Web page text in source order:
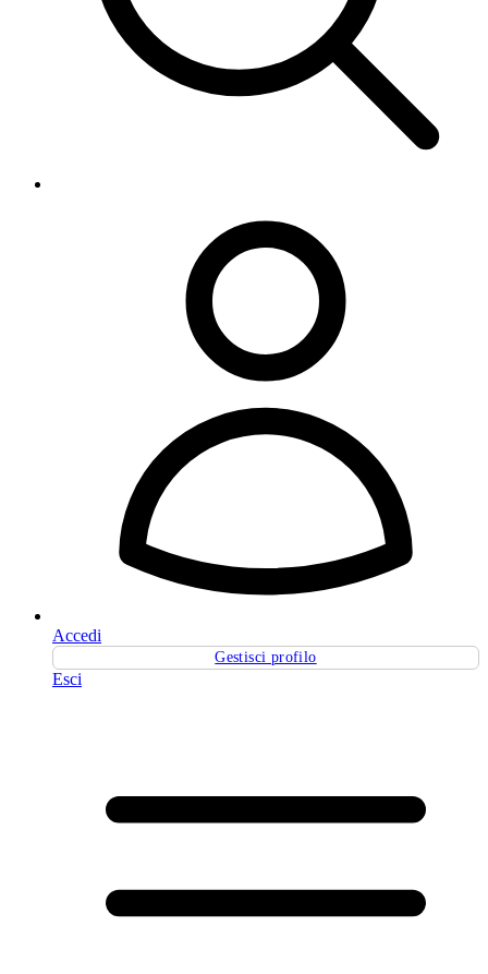
Accedi
Gestisci profilo
Esci